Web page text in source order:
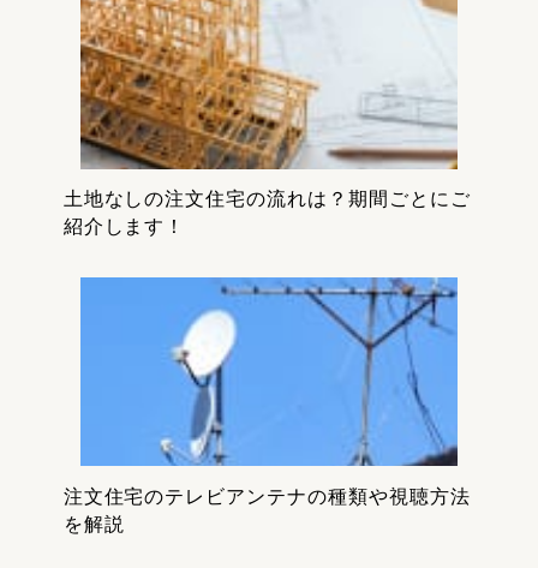
土地なしの注文住宅の流れは？期間ごとにご
紹介します！
注文住宅のテレビアンテナの種類や視聴方法
を解説